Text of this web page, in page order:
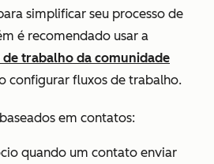
simplificar seu processo de
é recomendado usar a
trabalho da comunidade
configurar fluxos de trabalho.
em contatos:
quando um contato enviar